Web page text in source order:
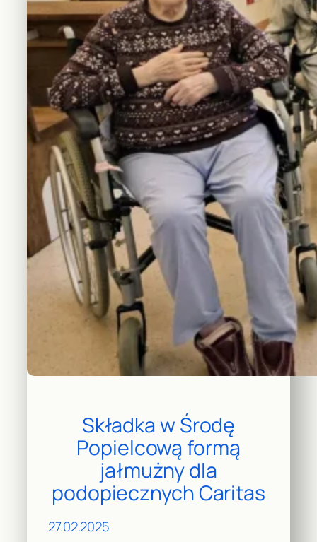
Składka w Środę
Popielcową formą
jałmużny dla
podopiecznych Caritas
27.02.2025